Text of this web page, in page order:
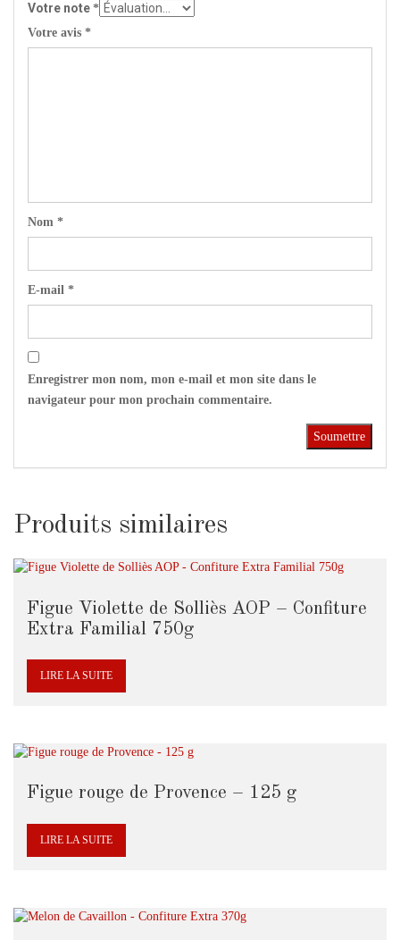
Votre note *
Votre avis *
Nom *
E-mail *
Enregistrer mon nom, mon e-mail et mon site dans le
navigateur pour mon prochain commentaire.
Produits similaires
Figue Violette de Solliès AOP – Confiture
Extra Familial 750g
LIRE LA SUITE
Figue rouge de Provence – 125 g
LIRE LA SUITE